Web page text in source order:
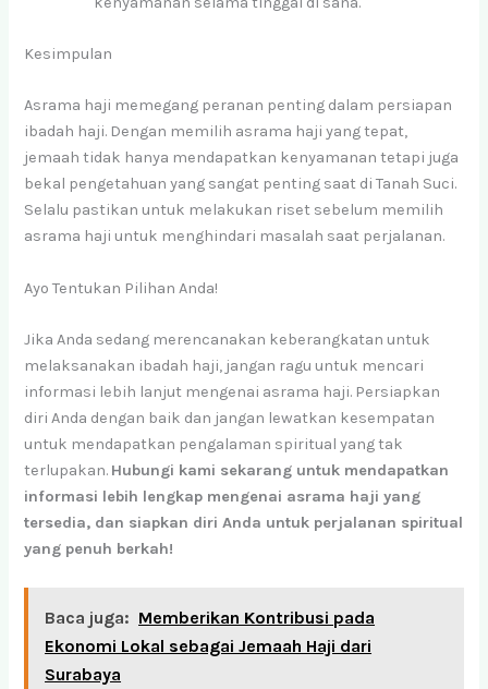
Kesimpulan
Asrama haji memegang peranan penting dalam persiapan
ibadah haji. Dengan memilih asrama haji yang tepat,
jemaah tidak hanya mendapatkan kenyamanan tetapi juga
bekal pengetahuan yang sangat penting saat di Tanah Suci.
Selalu pastikan untuk melakukan riset sebelum memilih
asrama haji untuk menghindari masalah saat perjalanan.
Ayo Tentukan Pilihan Anda!
Jika Anda sedang merencanakan keberangkatan untuk
melaksanakan ibadah haji, jangan ragu untuk mencari
informasi lebih lanjut mengenai asrama haji. Persiapkan
diri Anda dengan baik dan jangan lewatkan kesempatan
untuk mendapatkan pengalaman spiritual yang tak
terlupakan. Hubungi kami sekarang untuk mendapatkan
informasi lebih lengkap mengenai asrama haji yang
tersedia, dan siapkan diri Anda untuk perjalanan spiritual
yang penuh berkah!
Baca juga: Memberikan Kontribusi pada
Ekonomi Lokal sebagai Jemaah Haji dari
Surabaya